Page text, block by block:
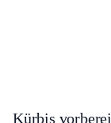
Kürbis